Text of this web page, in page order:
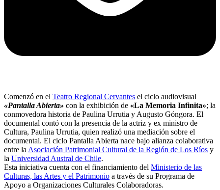
Comenzó en el Teatro Regional Cervantes el ciclo audiovisual
«Pantalla Abierta» con la exhibición de «La Memoria Infinita»; la
conmovedora historia de Paulina Urrutia y Augusto Góngora. El
documental contó con la presencia de la actriz y ex ministro de
Cultura, Paulina Urrutia, quien realizó una mediación sobre el
documental. El ciclo Pantalla Abierta nace bajo alianza colaborativa
entre la Asociación Patrimonial Cultural de la Región de Los Ríos y
la Universidad Austral de Chile.
Esta iniciativa cuenta con el financiamiento del Ministerio de las
Culturas, las Artes y el Patrimonio a través de su Programa de
Apoyo a Organizaciones Culturales Colaboradoras.